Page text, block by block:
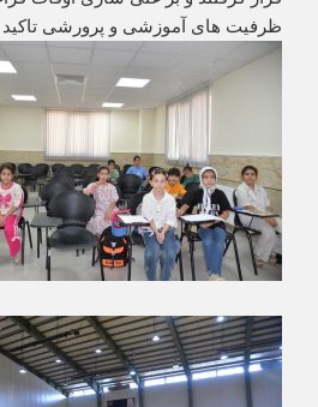
ظرفیت های آموزشی و پرورشی تاکید